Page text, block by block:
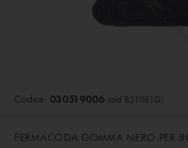
Codice: 030519006 (old B21081G)
FERMACODA GOMMA NERO PER